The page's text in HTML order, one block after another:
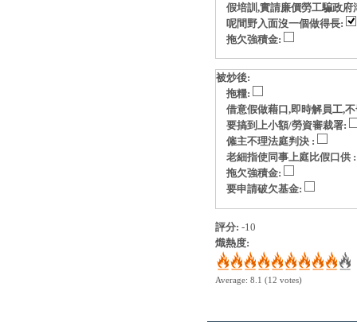
假培訓,實請廉價勞工騙政
呢間野入面沒一個做得長:
拖欠強積金:
被炒後:
拖糧:
借意假做藉口,即時解員工,
要搞到上小額/勞資審裁署:
僱主不理法庭判決 :
老細指使同事上庭比假口供
拖欠強積金:
要申請破欠基金:
評分: -10
熾熱度:
Average: 8.1 (12 votes)